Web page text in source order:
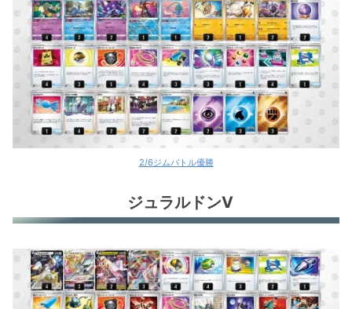
2/6ジムバトル優勝
ジュラルドンV